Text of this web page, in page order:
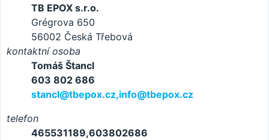
TB EPOX s.r.o.
Grégrova 650
56002 Česká Třebová
kontaktní osoba
Tomáš Štancl
603 802 686
stancl@tbepox.cz,info@tbepox.cz
telefon
465531189,603802686